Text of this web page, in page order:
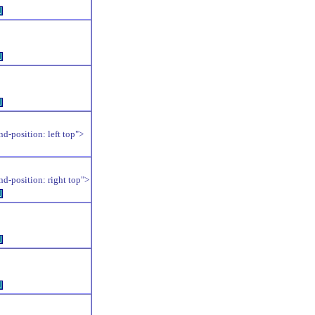
position: left top">
position: right top">